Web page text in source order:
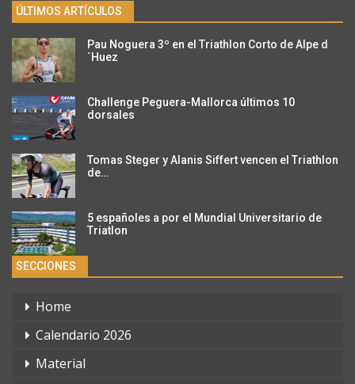
ÚLTIMOS ARTÍCULOS
Pau Noguera 3º en el Triathlon Corto de Alpe d
´Huez
Challenge Peguera-Mallorca últimos 10
dorsales
Tomas Steger y Alanis Siffert vencen el Triathlon
de…
5 españoles a por el Mundial Universitario de
Triatlon
SECCIONES
Home
Calendario 2026
Material